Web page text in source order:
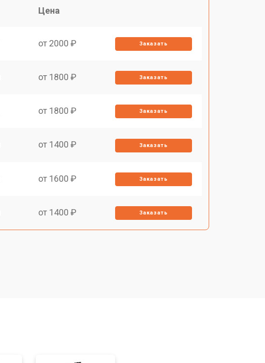
Цена
от 2000 ₽ Заказать
от 1800 ₽ Заказать
от 1800 ₽ Заказать
от 1400 ₽ Заказать
от 1600 ₽ Заказать
от 1400 ₽ Заказать